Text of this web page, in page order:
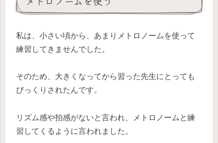
私は、小さい頃から、あまりメトロノームを使って
練習してきませんでした。
そのため、大きくなってから習った先生にとっても
びっくりされたんです。
リズム感や拍感がないと言われ、メトロノームと練
習してくるように言われました。